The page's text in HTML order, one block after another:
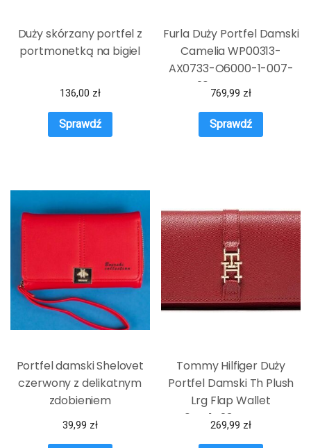
Duży skórzany portfel z
portmonetką na bigiel
136,00 zł
Sprawdź
Furla Duży Portfel Damski
Camelia WP00313-
AX0733-O6000-1-007-
20CN Czarny
769,99 zł
Sprawdź
Portfel damski Shelovet
czerwony z delikatnym
zdobieniem
39,99 zł
Tommy Hilfiger Duży
Portfel Damski Th Plush
Lrg Flap Wallet
AW0AW14234 Czerwony
269,99 zł